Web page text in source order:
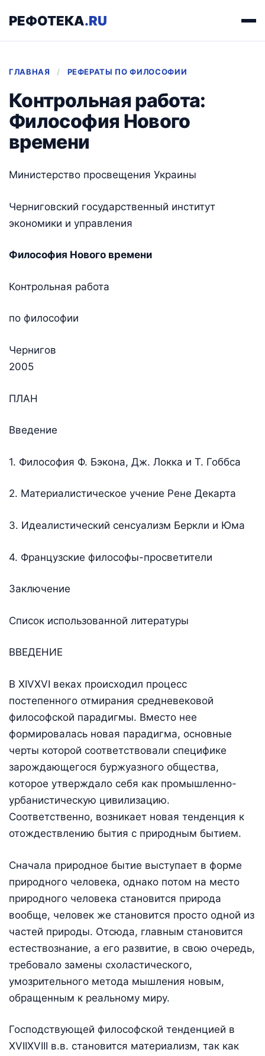
РЕФОТЕКА.RU
ГЛАВНАЯ / РЕФЕРАТЫ ПО ФИЛОСОФИИ
Контрольная работа:
Философия Нового
времени
Министерство просвещения Украины
Черниговский государственный институт
экономики и управления
Философия Нового времени
Контрольная работа
по философии
Чернигов
2005
ПЛАН
Введение
1. Философия Ф. Бэкона, Дж. Локка и Т. Гоббса
2. Материалистическое учение Рене Декарта
3. Идеалистический сенсуализм Беркли и Юма
4. Французские философы-просветители
Заключение
Список использованной литературы
ВВЕДЕНИЕ
В XIVXVI веках происходил процесс
постепенного отмирания средневековой
философской парадигмы. Вместо нее
формировалась новая парадигма, основные
черты которой соответствовали специфике
зарождающегося буржуазного общества,
которое утверждало себя как промышленно-
урбанистическую цивилизацию.
Соответственно, возникает новая тенденция к
отождествлению бытия с природным бытием.
Сначала природное бытие выступает в форме
природного человека, однако потом на место
природного человека становится природа
вообще, человек же становится просто одной из
частей природы. Отсюда, главным становится
естествознание, а его развитие, в свою очередь,
требовало замены схоластического,
умозрительного метода мышления новым,
обращенным к реальному миру.
Господствующей философской тенденцией в
XVIIXVIII в.в. становится материализм, так как